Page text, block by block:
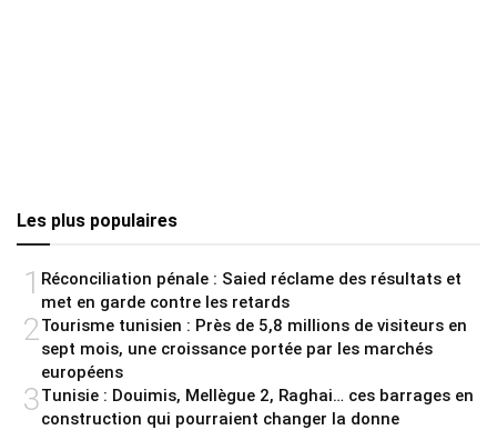
Les plus populaires
1 Réconciliation pénale : Saied réclame des résultats et
met en garde contre les retards
2Tourisme tunisien : Près de 5,8 millions de visiteurs en
sept mois, une croissance portée par les marchés
européens
3Tunisie : Douimis, Mellègue 2, Raghai… ces barrages en
construction qui pourraient changer la donne